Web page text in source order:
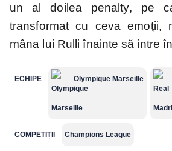
un al doilea penalty, pe
transformat cu ceva emoții,
mâna lui Rulli înainte să intre
ECHIPE Olympique Marseille
COMPETIȚII Champions League